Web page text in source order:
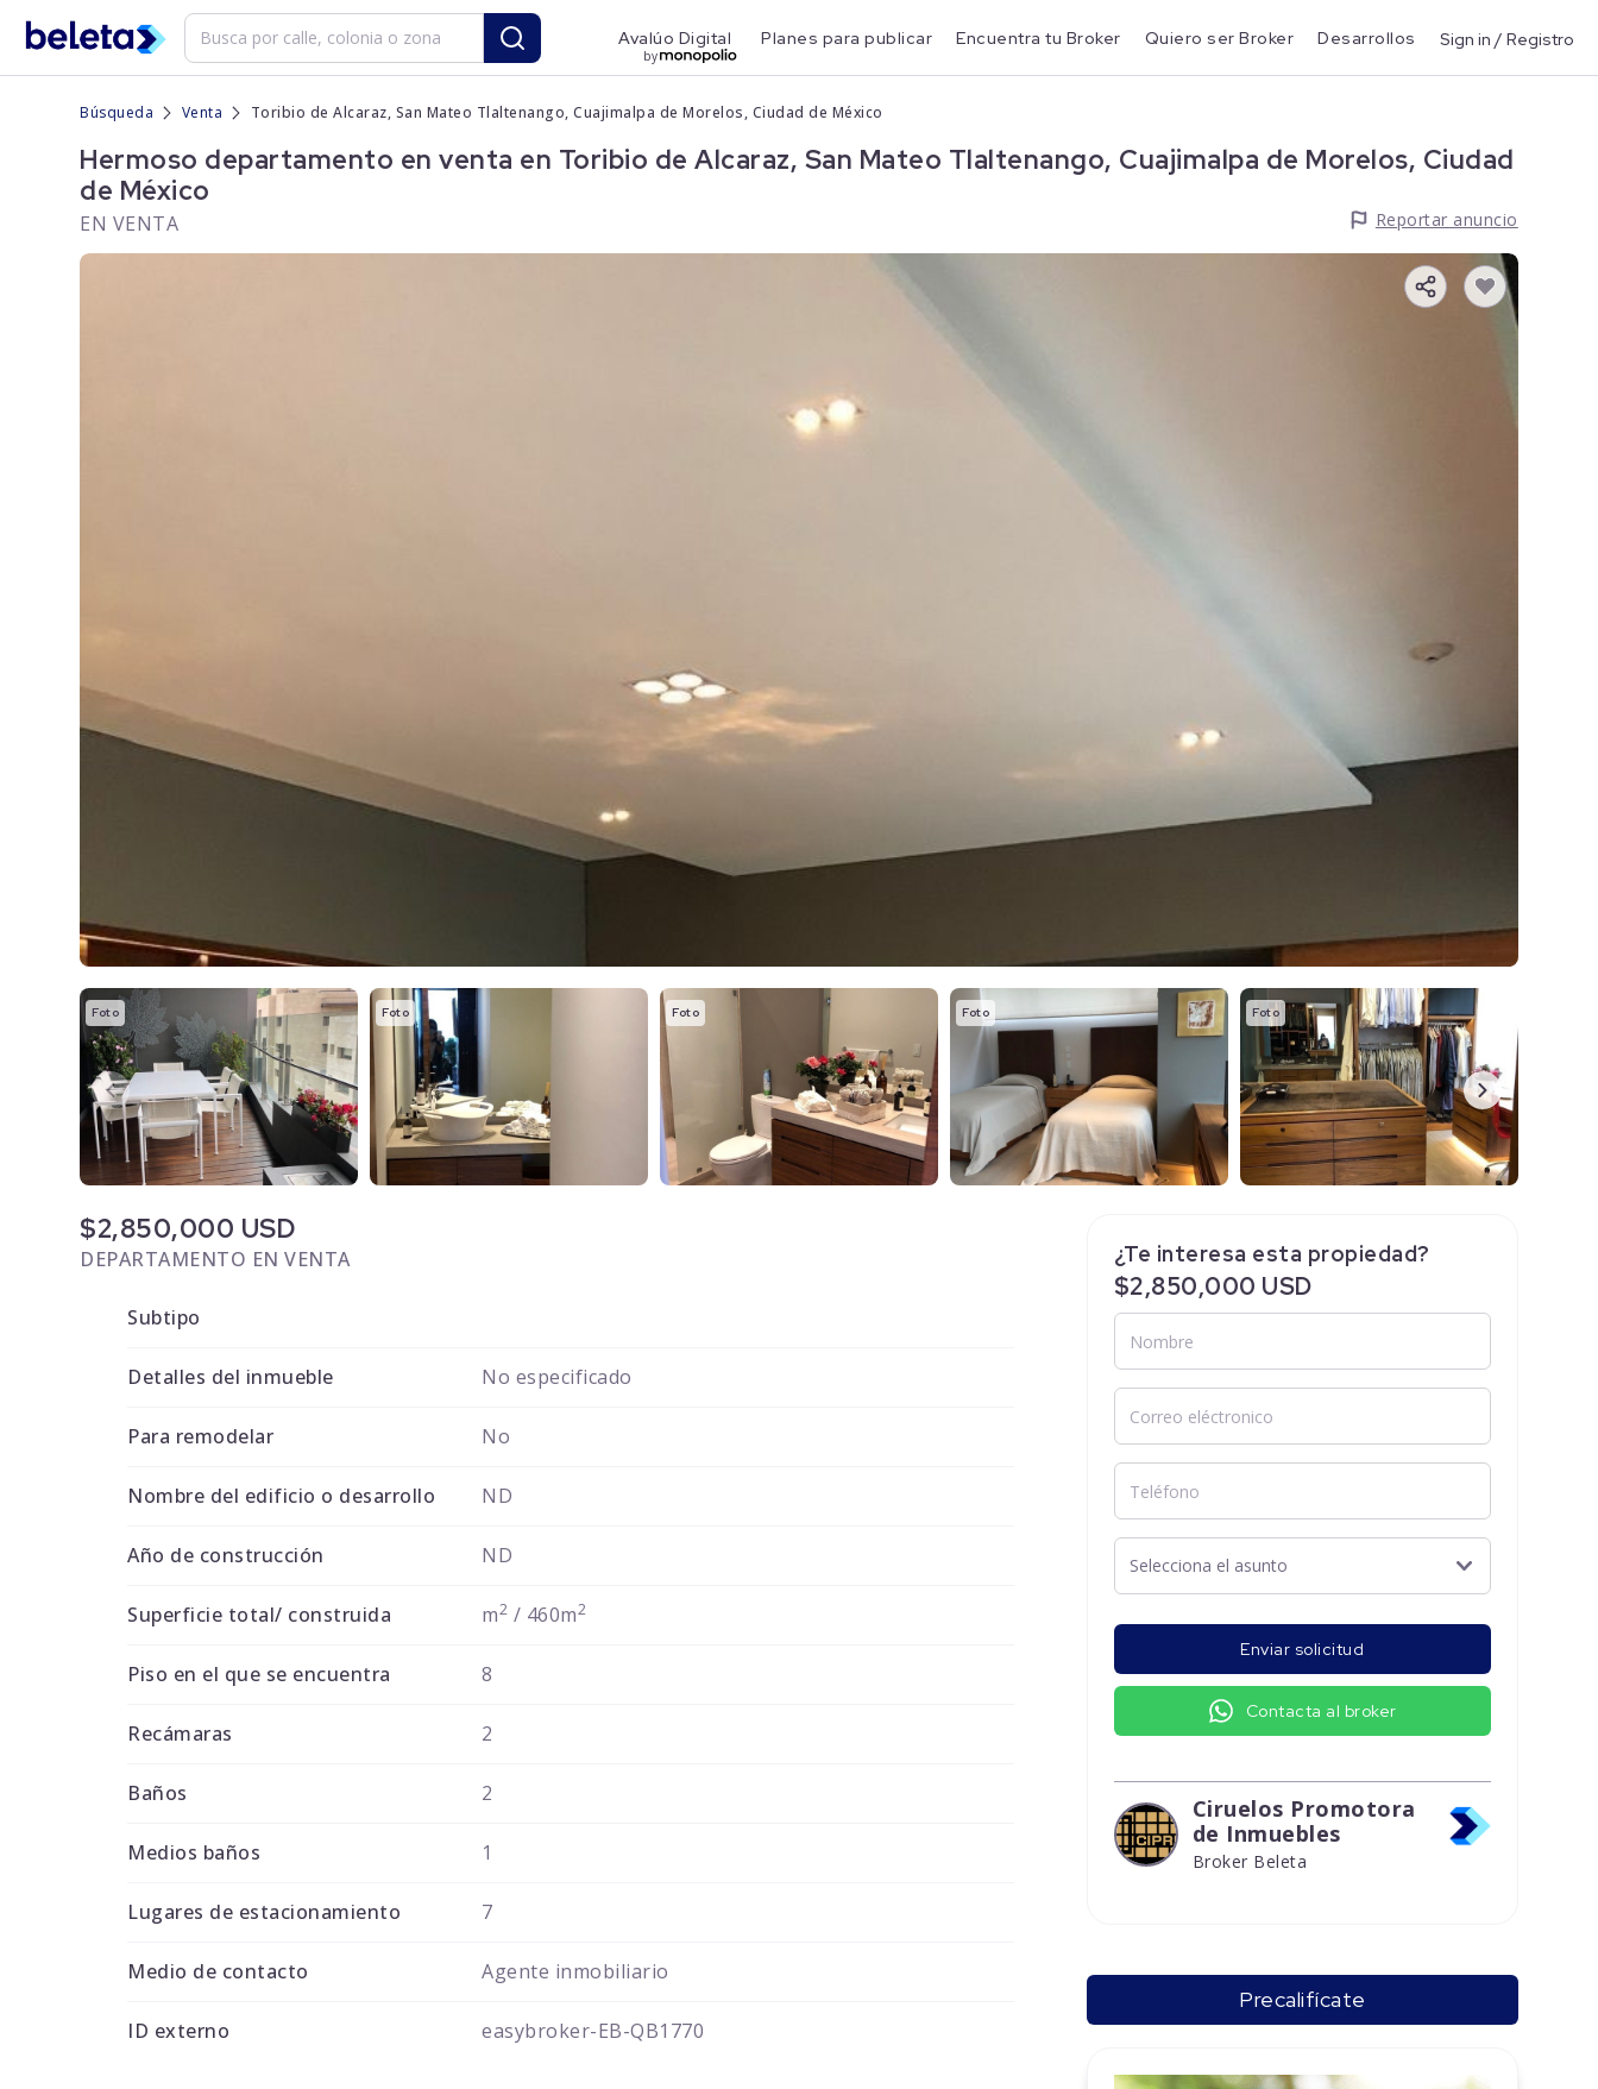
Avalúo Digital
by
Planes para publicar Encuentra tu Broker Quiero ser Broker Desarrollos Sign in / Registro
Búsqueda Venta Toribio de Alcaraz, San Mateo Tlaltenango, Cuajimalpa de Morelos, Ciudad de México
Hermoso departamento en venta en Toribio de Alcaraz, San Mateo Tlaltenango, Cuajimalpa de Morelos, Ciudad
de México
EN VENTA Reportar anuncio
Foto Foto Foto Foto Foto
$2,850,000 USD
DEPARTAMENTO EN VENTA
Subtipo
Detalles del inmueble No especificado
Para remodelar No
Nombre del edificio o desarrollo ND
Año de construcción ND
Superficie total/ construida m2 / 460m2
Piso en el que se encuentra 8
Recámaras 2
Baños 2
Medios baños 1
Lugares de estacionamiento 7
Medio de contacto Agente inmobiliario
ID externo easybroker-EB-QB1770
¿Te interesa esta propiedad?
$2,850,000 USD
Enviar solicitud
Contacta al broker
Ciruelos Promotora
de Inmuebles
Broker Beleta
Precalifícate